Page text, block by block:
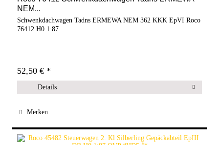
NEM...
Schwenkdachwagen Tadns ERMEWA NEM 362 KKK EpVI Roco
76412 H0 1:87
52,50 € *
Details
Merken